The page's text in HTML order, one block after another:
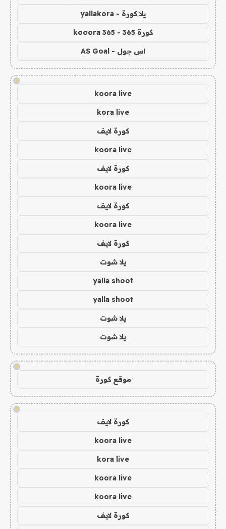
يلا كورة - yallakora
كورة 365 - kooora 365
اس جول - AS Goal
!
koora live
kora live
كورة لايف
koora live
كورة لايف
koora live
كورة لايف
koora live
كورة لايف
يلا شوت
yalla shoot
yalla shoot
يلا شوت
يلا شوت
!
موقع كورة
!
كورة لايف
koora live
kora live
koora live
koora live
كورة لايف